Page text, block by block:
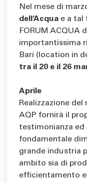
Nel mese di
dell’Acqua e a tal
FORUM ACQUA
importantissima
Bari (location in
tra il 20 e il 26
Aprile
Realizzazione
AQP fornirà il
testimonianza ed
fondamentale
grande industria
ambito sia di
efficientamento